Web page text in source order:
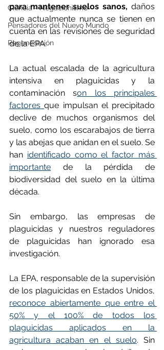
Ciencia - Negacionismo
Pensadores del Nuevo Mundo
Regeneración
para mantener suelos sanos, daños
que actualmente nunca se tienen en
cuenta en las revisiones de seguridad
de la EPA.
La actual escalada de la agricultura
intensiva en plaguicidas y la
contaminación son los principales
factores que impulsan el precipitado
declive de muchos organismos del
suelo, como los escarabajos de tierra
y las abejas que anidan en el suelo. Se
han identificado como el factor más
importante de la pérdida de
biodiversidad del suelo en la última
década.
Sin embargo, las empresas de
plaguicidas y nuestros reguladores
de plaguicidas han ignorado esa
investigación.
La EPA, responsable de la supervisión
reconoce abiertamente que entre el
50% y el 100% de todos los
plaguicidas aplicados en la
agricultura acaban en el suelo. Sin